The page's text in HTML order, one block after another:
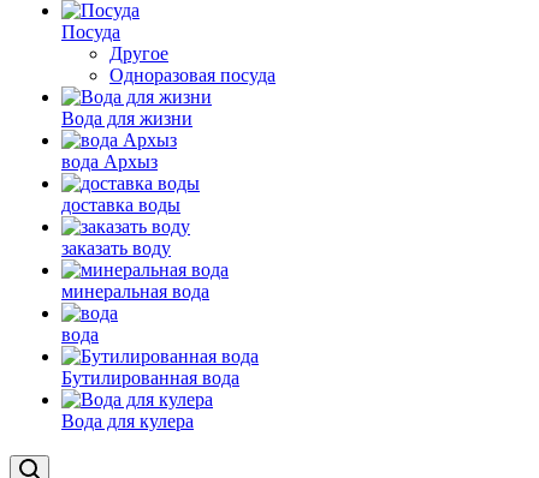
Посуда
Другое
Одноразовая посуда
Вода для жизни
вода Архыз
доставка воды
заказать воду
минеральная вода
вода
Бутилированная вода
Вода для кулера